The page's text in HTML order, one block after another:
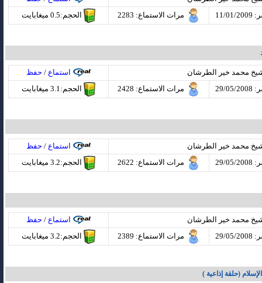
الحجم:0.5 ميغابايت
مرات الاستماع: 2283
استماع / حفظ
محمد خير الطرشان
الحجم:3.1 ميغابايت
مرات الاستماع: 2428
استماع / حفظ
محمد خير الطرشان
الحجم:3.2 ميغابايت
مرات الاستماع: 2622
استماع / حفظ
محمد خير الطرشان
الحجم:3.2 ميغابايت
مرات الاستماع: 2389
(حلقة إذاعية )